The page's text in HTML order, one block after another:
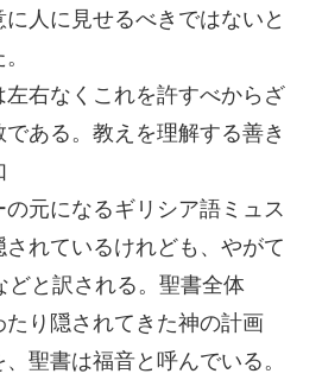
人に見せるべきではないと
右なくこれを許すべからざ
ある。教えを理解する善き
元になるギリシア語ミュス
れているけれども、やがて
と訳される。聖書全体
り隠されてきた神の計画
聖書は福音と呼んでいる。